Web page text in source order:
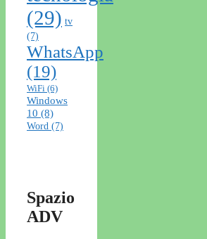
(29) tv
(7)
WhatsApp
(19)
WiFi (6)
Windows
10 (8)
Word (7)
Spazio
ADV